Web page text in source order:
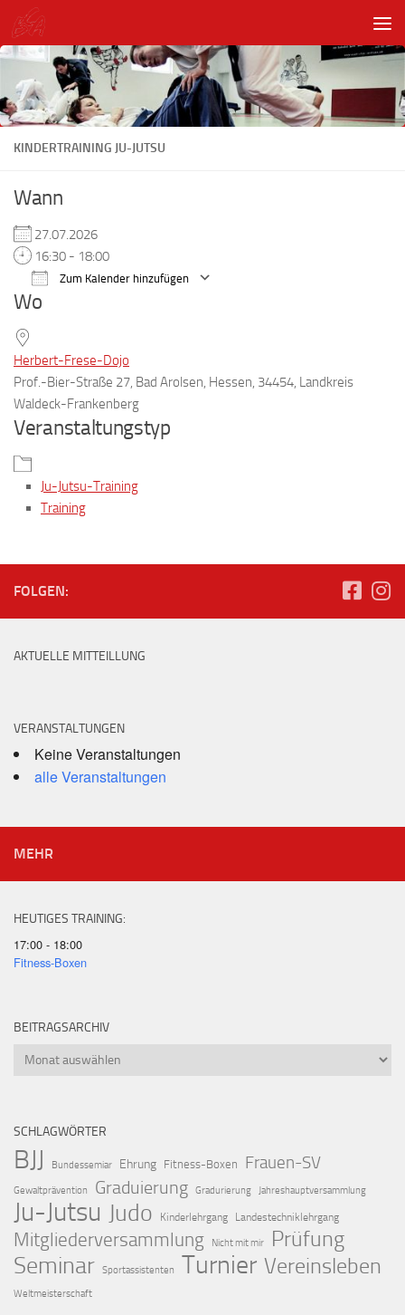
Unter dem Inhalt
KINDERTRAINING JU-JUTSU
Wann
27.07.2026
16:30 - 18:00
Zum Kalender hinzufügen
Wo
Herbert-Frese-Dojo
Prof.-Bier-Straße 27, Bad Arolsen, Hessen, 34454, Landkreis
Waldeck-Frankenberg
Veranstaltungstyp
Ju-Jutsu-Training
Training
FOLGEN:
AKTUELLE MITTEILLUNG
VERANSTALTUNGEN
Keine Veranstaltungen
alle Veranstaltungen
MEHR
HEUTIGES TRAINING:
17:00 - 18:00
Fitness-Boxen
BEITRAGSARCHIV
Beitragsarchiv
SCHLAGWÖRTER
BJJ Bundessemiar Ehrung Fitness-Boxen Frauen-SV
Gewaltprävention Graduierung Gradurierung Jahreshauptversammlung
Ju-Jutsu Judo Kinderlehrgang Landestechniklehrgang
Mitgliederversammlung Nicht mit mir Prüfung
Seminar Sportassistenten Turnier Vereinsleben
Weltmeisterschaft